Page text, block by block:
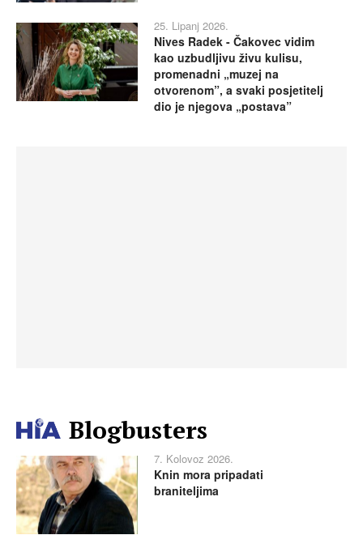
25. Lipanj 2026.
Nives Radek - Čakovec vidim
kao uzbudljivu živu kulisu,
promenadni „muzej na
otvorenom”, a svaki posjetitelj
dio je njegova „postava”
Blogbusters
7. Kolovoz 2026.
Knin mora pripadati
braniteljima